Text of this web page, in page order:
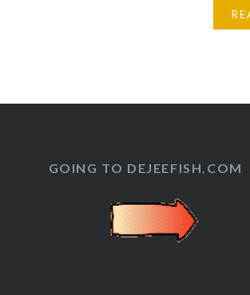
kepada produsen. Saat
Ahmad Yantengli dan Wakil
GOING TO DEJEEFISH.COM